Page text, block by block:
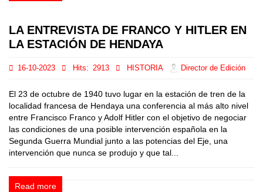
LA ENTREVISTA DE FRANCO Y HITLER EN
LA ESTACIÓN DE HENDAYA
16-10-2023 Hits: 2913 HISTORIA Director de Edición
El 23 de octubre de 1940 tuvo lugar en la estación de tren de la
localidad francesa de Hendaya una conferencia al más alto nivel
entre Francisco Franco y Adolf Hitler con el objetivo de negociar
las condiciones de una posible intervención española en la
Segunda Guerra Mundial junto a las potencias del Eje, una
intervención que nunca se produjo y que tal...
Read more